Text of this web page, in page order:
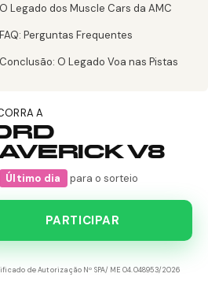
O Legado dos Muscle Cars da AMC
FAQ: Perguntas Frequentes
Conclusão: O Legado Voa nas Pistas
A
V8
Último dia para o sorteio
PARTICIPAR
de Autorização Nº SPA/ME 04.048953/2026